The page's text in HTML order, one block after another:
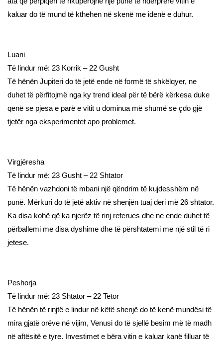
kaluar do të mund të kthehen në skenë me idenë e duhur.
Luani
Të lindur më: 23 Korrik – 22 Gusht
Të hënën Jupiteri do të jetë ende në formë të shkëlqyer, ne
duhet të përfitojmë nga ky trend ideal për të bërë kërkesa duke
qenë se pjesa e parë e vitit u dominua më shumë se çdo gjë
tjetër nga eksperimentet apo problemet.
Virgjëresha
Të lindur më: 23 Gusht – 22 Shtator
Të hënën vazhdoni të mbani një qëndrim të kujdesshëm në
punë. Mërkuri do të jetë aktiv në shenjën tuaj deri më 26 shtator.
Ka disa kohë që ka njerëz të rinj referues dhe ne ende duhet të
përballemi me disa dyshime dhe të përshtatemi me një stil të ri
jetese.
Peshorja
Të lindur më: 23 Shtator – 22 Tetor
Të hënën të rinjtë e lindur në këtë shenjë do të kenë mundësi të
mira gjatë orëve në vijim, Venusi do të sjellë besim më të madh
në aftësitë e tyre. Investimet e bëra vitin e kaluar kanë filluar të